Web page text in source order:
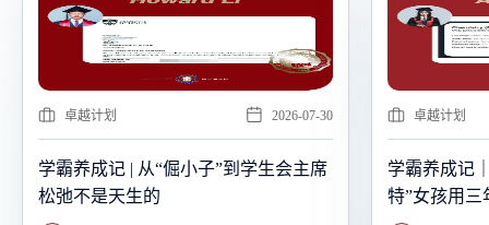
卓越计划 2026-07-30
学霸养成记｜从上海到青岛 “哈利波
特”女孩用三年完成的“自我探索”
学生活动
当心理学走
探究之旅